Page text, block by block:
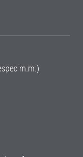
m.m.)